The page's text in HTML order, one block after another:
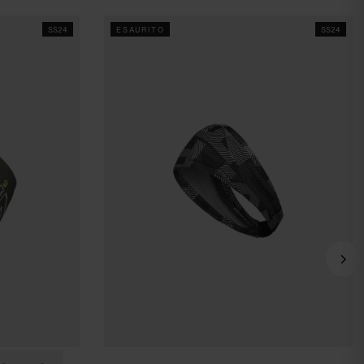
SS24 SS24
ESAURITO